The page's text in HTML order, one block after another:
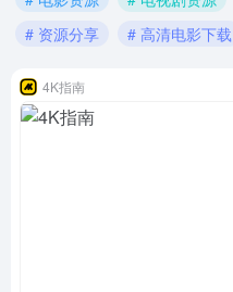
# 资源分享
# 高清电影下载
4K指南